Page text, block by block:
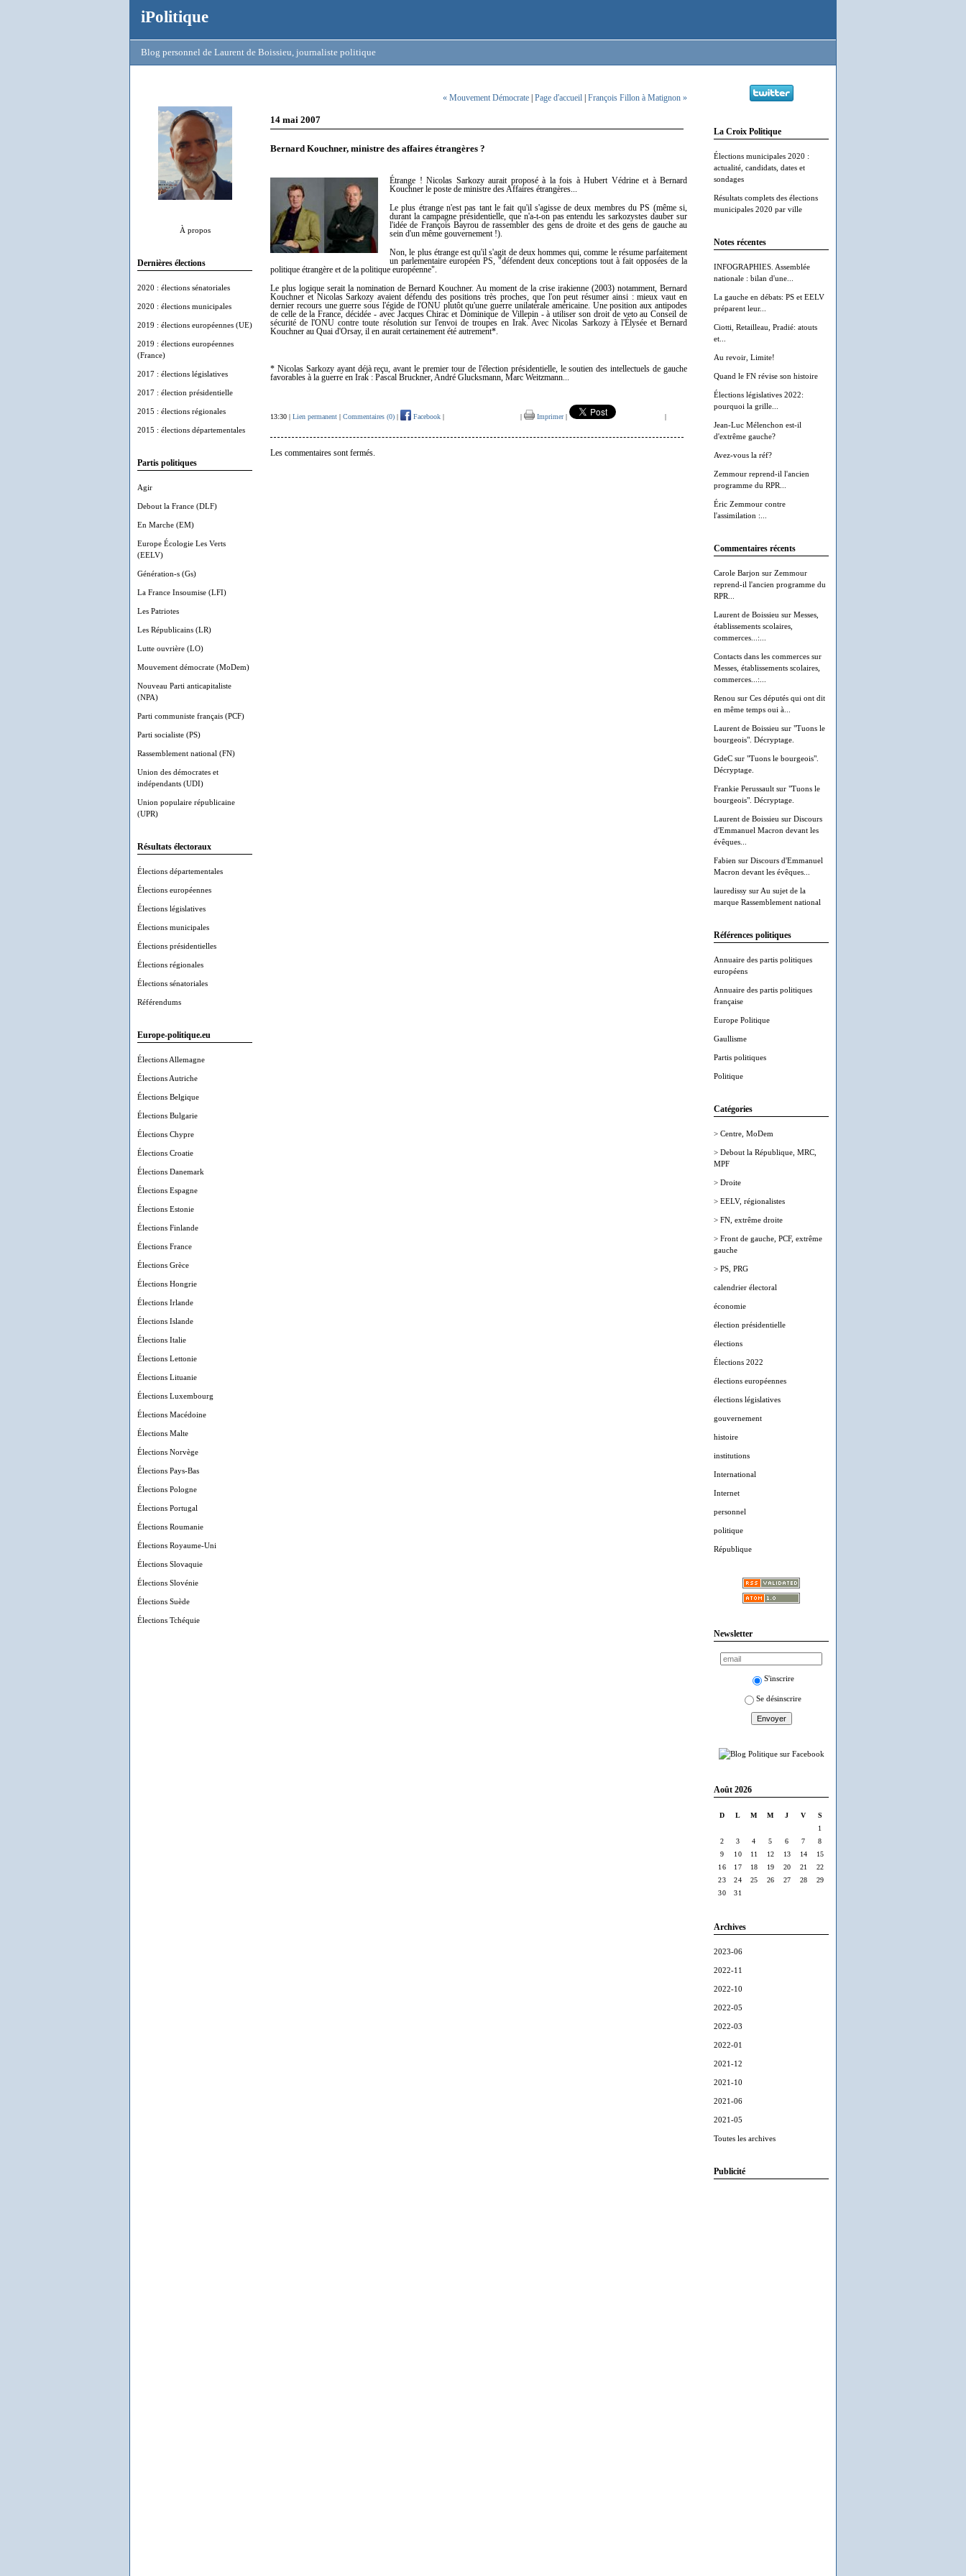
iPolitique
Blog personnel de Laurent de Boissieu, journaliste politique
À propos
Dernières élections
2020 : élections sénatoriales
2020 : élections municipales
2019 : élections européennes (UE)
2019 : élections européennes
(France)
2017 : élections législatives
2017 : élection présidentielle
2015 : élections régionales
2015 : élections départementales
Partis politiques
Agir
Debout la France (DLF)
En Marche (EM)
Europe Écologie Les Verts
(EELV)
Génération-s (Gs)
La France Insoumise (LFI)
Les Patriotes
Les Républicains (LR)
Lutte ouvrière (LO)
Mouvement démocrate (MoDem)
Nouveau Parti anticapitaliste
(NPA)
Parti communiste français (PCF)
Parti socialiste (PS)
Rassemblement national (FN)
Union des démocrates et
indépendants (UDI)
Union populaire républicaine
(UPR)
Résultats électoraux
Élections départementales
Élections européennes
Élections législatives
Élections municipales
Élections présidentielles
Élections régionales
Élections sénatoriales
Référendums
Europe-politique.eu
Élections Allemagne
Élections Autriche
Élections Belgique
Élections Bulgarie
Élections Chypre
Élections Croatie
Élections Danemark
Élections Espagne
Élections Estonie
Élections Finlande
Élections France
Élections Grèce
Élections Hongrie
Élections Irlande
Élections Islande
Élections Italie
Élections Lettonie
Élections Lituanie
Élections Luxembourg
Élections Macédoine
Élections Malte
Élections Norvège
Élections Pays-Bas
Élections Pologne
Élections Portugal
Élections Roumanie
Élections Royaume-Uni
Élections Slovaquie
Élections Slovénie
Élections Suède
Élections Tchéquie
La Croix Politique
Élections municipales 2020 :
actualité, candidats, dates et
sondages
Résultats complets des élections
municipales 2020 par ville
Notes récentes
INFOGRAPHIES. Assemblée
nationale : bilan d'une...
La gauche en débats: PS et EELV
préparent leur...
Ciotti, Retailleau, Pradié: atouts
et...
Au revoir, Limite!
Quand le FN révise son histoire
Élections législatives 2022:
pourquoi la grille...
Jean-Luc Mélenchon est-il
d'extrême gauche?
Avez-vous la réf?
Zemmour reprend-il l'ancien
programme du RPR...
Éric Zemmour contre
l'assimilation :...
Commentaires récents
Carole Barjon sur Zemmour
reprend-il l'ancien programme du
RPR...
Laurent de Boissieu sur Messes,
établissements scolaires,
commerces...:...
Contacts dans les commerces sur
Messes, établissements scolaires,
commerces...:...
Renou sur Ces députés qui ont dit
en même temps oui à...
Laurent de Boissieu sur "Tuons le
bourgeois". Décryptage.
GdeC sur "Tuons le bourgeois".
Décryptage.
Frankie Perussault sur "Tuons le
bourgeois". Décryptage.
Laurent de Boissieu sur Discours
d'Emmanuel Macron devant les
évêques...
Fabien sur Discours d'Emmanuel
Macron devant les évêques...
lauredissy sur Au sujet de la
marque Rassemblement national
Références politiques
Annuaire des partis politiques
européens
Annuaire des partis politiques
française
Europe Politique
Gaullisme
Partis politiques
Politique
Catégories
> Centre, MoDem
> Debout la République, MRC,
MPF
> Droite
> EELV, régionalistes
> FN, extrême droite
> Front de gauche, PCF, extrême
gauche
> PS, PRG
calendrier électoral
économie
élection présidentielle
élections
Élections 2022
élections européennes
élections législatives
gouvernement
histoire
institutions
International
Internet
personnel
politique
République
Newsletter
S'inscrire
Se désinscrire
Août 2026
D L M M J V
S
1
2
3 4 5 6 7
8
9
10 11 12 13 14
15
16
17 18 19 20 21
22
23
24 25 26 27 28
29
30
31
Archives
2023-06
2022-11
2022-10
2022-05
2022-03
2022-01
2021-12
2021-10
2021-06
2021-05
Toutes les archives
Publicité
« Mouvement Démocrate Page d'accueil François Fillon à Matignon »
14 mai 2007
Bernard Kouchner, ministre des affaires étrangères ?
Étrange ! Nicolas Sarkozy aurait proposé à la fois à Hubert Védrine et à Bernard
Kouchner le poste de ministre des Affaires étrangères...
Le plus étrange n'est pas tant le fait qu'il s'agisse de deux membres du PS (même si,
durant la campagne présidentielle, que n'a-t-on pas entendu les sarkozystes dauber sur
l'idée de François Bayrou de rassembler des gens de droite et des gens de gauche au
sein d'un même gouvernement !).
Non, le plus étrange est qu'il s'agit de deux hommes qui, comme le résume parfaitement
un parlementaire européen PS, "défendent deux conceptions tout à fait opposées de la
politique étrangère et de la politique européenne".
Le plus logique serait la nomination de Bernard Kouchner. Au moment de la crise irakienne (2003) notamment, Bernard
Kouchner et Nicolas Sarkozy avaient défendu des positions très proches, que l'on peut résumer ainsi : mieux vaut en
dernier recours une guerre sous l'égide de l'ONU plutôt qu'une guerre unilatérale américaine. Une position aux antipodes
de celle de la France, décidée - avec Jacques Chirac et Dominique de Villepin - à utiliser son droit de veto au Conseil de
sécurité de l'ONU contre toute résolution sur l'envoi de troupes en Irak. Avec Nicolas Sarkozy à l'Élysée et Bernard
Kouchner au Quai d'Orsay, il en aurait certainement été autrement*.
* Nicolas Sarkozy ayant déjà reçu, avant le premier tour de l'élection présidentielle, le soutien des intellectuels de gauche
favorables à la guerre en Irak : Pascal Bruckner, André Glucksmann, Marc Weitzmann...
13:30 | Lien permanent | Commentaires (0) | Facebook | | Imprimer| |
Les commentaires sont fermés.